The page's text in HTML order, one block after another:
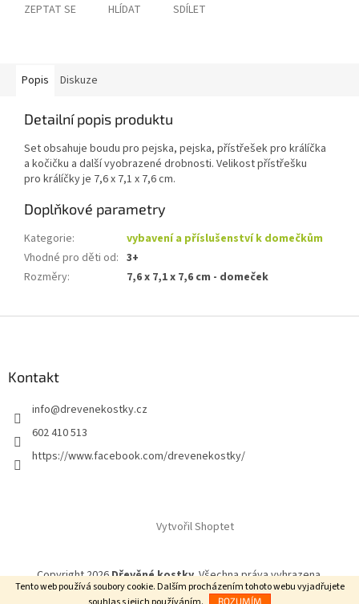
Tento web používá soubory cookie. Dalším procházením tohoto webu vyjadřujete
ROZUMÍM
ZEPTAT SE HLÍDAT SDÍLET
Popis Diskuze
Detailní popis produktu
Set obsahuje boudu pro pejska, pejska, přístřešek pro králíčka
a kočičku a další vyobrazené drobnosti. Velikost přístřešku
pro králíčky je 7,6 x 7,1 x 7,6 cm.
Doplňkové parametry
Kategorie:
vybavení a příslušenství k domečkům
Vhodné pro děti od: 3+
Rozměry: 7,6 x 7,1 x 7,6 cm - domeček
Kontakt
info@drevenekostky.cz
602 410 513
https://www.facebook.com/drevenekostky/
Vytvořil Shoptet
Copyright 2026Dřevěné kostky. Všechna práva vyhrazena.